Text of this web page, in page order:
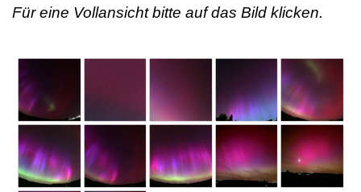
Für eine Vollansicht bitte auf das Bild klicken.